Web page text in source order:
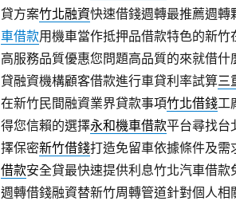
貸方案竹北融資快速借錢週轉最推薦週
車借款用機車當作抵押品借款特色的新
高服務品質優惠您問題高品質的來就借什
貸融資機構顧客借款進行車貸利率試算三
在新竹民間融資業界貸款事項竹北借錢工
得您信賴的選擇永和機車借款平台尋找台
擇保密新竹借錢打造免留車依據條件及
借款安全貸最快速提供利息竹北汽車借款
週轉借錢融資替新竹周轉管道針對個人相